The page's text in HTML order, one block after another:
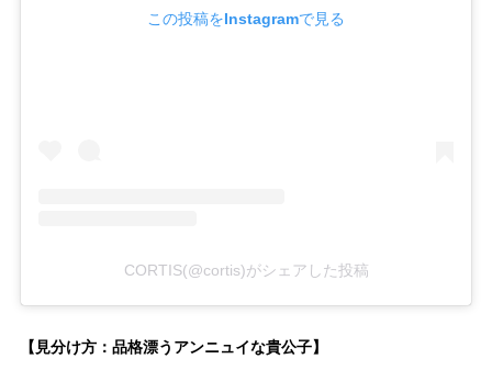
この投稿をInstagramで見る
CORTIS(@cortis)がシェアした投稿
【見分け方：品格漂うアンニュイな貴公子】